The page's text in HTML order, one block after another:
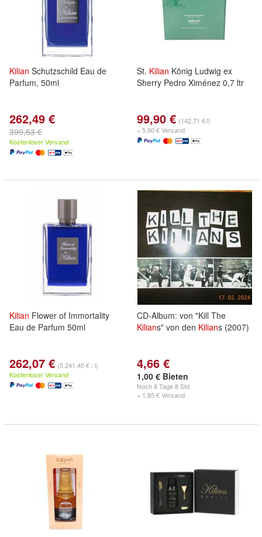
Kilian Schutzschild Eau de
Parfum, 50ml
262,49 €
399,53 €
Kostenloser Versand
St. Kilian König Ludwig ex
Sherry Pedro Ximénez 0,7 ltr
99,90 € (142,71 €/l)
+ 5,90 € Versand
Kilian Flower of Immortality
Eau de Parfum 50ml
262,07 € (5.241,40 € / l)
Kostenloser Versand
CD-Album: von "Kill The
Kilians" von den Kilians (2007)
4,66 €
1,00 € Bieten
Noch8 Tage 8 Std.
+ 1,85 € Versand